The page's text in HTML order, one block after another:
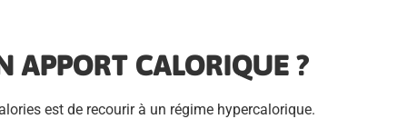
APPORT CALORIQUE ?
est de recourir à un régime hypercalorique.